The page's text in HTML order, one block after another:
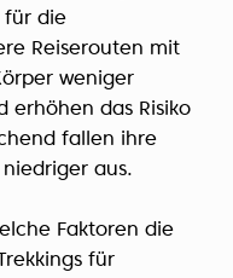
für die
Reiserouten mit
weniger
erhöhen das Risiko
fallen ihre
aus.
Faktoren die
für